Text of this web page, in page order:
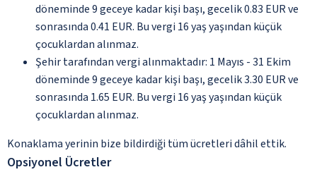
döneminde 9 geceye kadar kişi başı, gecelik 0.83 EUR ve
sonrasında 0.41 EUR. Bu vergi 16 yaş yaşından küçük
çocuklardan alınmaz.
Şehir tarafından vergi alınmaktadır: 1 Mayıs - 31 Ekim
döneminde 9 geceye kadar kişi başı, gecelik 3.30 EUR ve
sonrasında 1.65 EUR. Bu vergi 16 yaş yaşından küçük
çocuklardan alınmaz.
Konaklama yerinin bize bildirdiği tüm ücretleri dâhil ettik.
Opsiyonel Ücretler